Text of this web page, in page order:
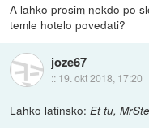
A lahko prosim nekdo po
temle hotelo povedati?
joze67
:: 19. okt 2018, 17:20
Lahko latinsko:Et tu,